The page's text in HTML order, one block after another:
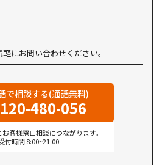
軽にお問い合わせください。
で相談する(通話無料)
480-056
客様窓口相談につながります。
付時間 8:00~21:00